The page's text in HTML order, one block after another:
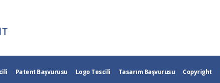
Patent Başvurusu Logo Tescili Tasarım Başvurusu Copyright